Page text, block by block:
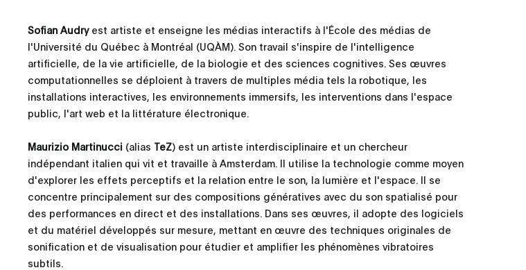
Sofian Audryest artiste et enseigne les médias interactifs à l'École des médias de
l'Université du Québec à Montréal (UQÀM). Son travail s'inspire de l'intelligence
artificielle, de la vie artificielle, de la biologie et des sciences cognitives. Ses œuvres
computationnelles se déploient à travers de multiples média tels la robotique, les
installations interactives, les environnements immersifs, les interventions dans l'espace
public, l'art web et la littérature électronique.
Maurizio Martinucci (alias TeZ) est un artiste interdisciplinaire et un chercheur
indépendant italien qui vit et travaille à Amsterdam. Il utilise la technologie comme moyen
d'explorer les effets perceptifs et la relation entre le son, la lumière et l'espace. Il se
concentre principalement sur des compositions génératives avec du son spatialisé pour
des performances en direct et des installations. Dans ses œuvres, il adopte des logiciels
et du matériel développés sur mesure, mettant en œuvre des techniques originales de
sonification et de visualisation pour étudier et amplifier les phénomènes vibratoires
subtils.